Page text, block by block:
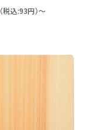
（税込:93円）～